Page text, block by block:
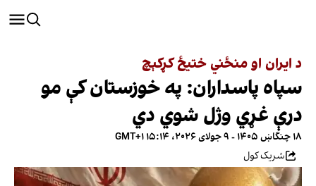
د ایران او منځني ختیځ کړکېچ
سپاه پاسداران: په خوزستان کې مو
درې غړي وژل شوي دي
۱۸ چنگاښ ۱۴۰۵ - ۹ جولای ۲۰۲۶، ۱۵:۱۴ GMT+۱
شریک کول